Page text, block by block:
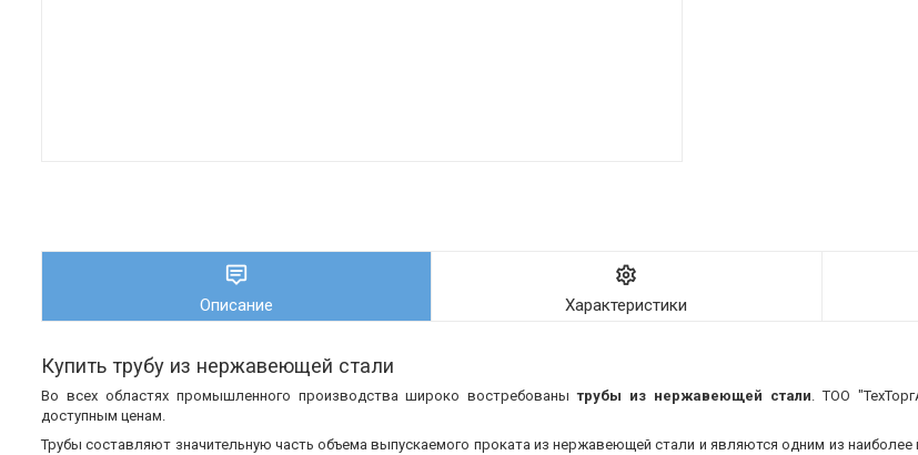
Описание Характеристики
Купить трубу из нержавеющей стали
Во всех областях промышленного производства широко востребованытрубы из нержавеющей стали. ТОО
доступным ценам.
Трубы составляют значительную часть объема выпускаемого проката из нержавеющей стали и являются одним из